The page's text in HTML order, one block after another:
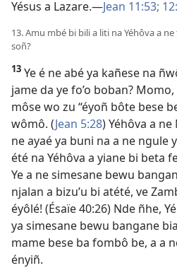
Yésus a Lazare.​—Jean 11:53;
13. Amu mbé bi bili a liti na Yéhôva a
soñ?
13 Ye é ne abé ya kañese na
jame da ye fo’o boban?
môse wo zu “éyoñ bôte bese
wômô. (Jean 5:28) Yéhôva a ne
ne ayaé ya buni na a ne ngule
été na Yéhôva a yiane bi beta
Ye a ne simesane bewu
njalan a bizu’u bi atété, ve
éyôlé! (Ésaïe 40:26) Nde ñhe,
ya simesane bewu bangane bia
mame bese ba fombô be, a a
ényiñ.